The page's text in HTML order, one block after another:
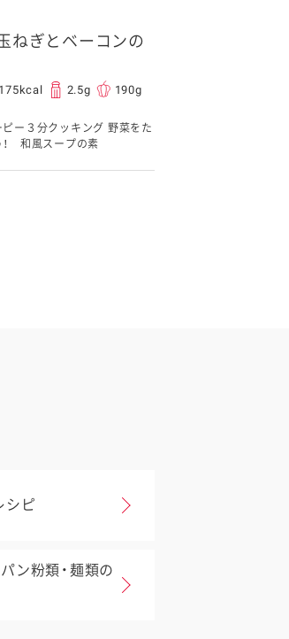
ねぎとベーコンの
175kcal 2.5g 190g
ピー３分クッキング 野菜をた
！ 和風スープの素
シピ
ン粉類・麺類の